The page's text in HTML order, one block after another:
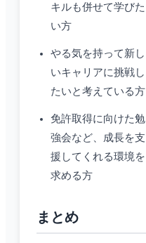
キルも併せて学びた
い方
やる気を持って新し
いキャリアに挑戦し
たいと考えている方
免許取得に向けた勉
強会など、成長を支
援してくれる環境を
求める方
まとめ